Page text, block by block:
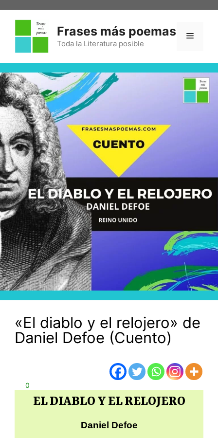
Frases más poemas
Toda la Literatura posible
«El diablo y el relojero» de
Daniel Defoe (Cuento)
0
EL DIABLO Y EL RELOJERO
Daniel Defoe